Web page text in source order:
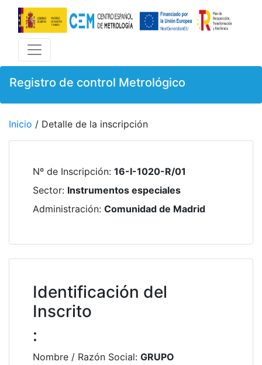
Registro de control Metrológico
Inicio / Detalle de la inscripción
Nº de Inscripción: 16-I-1020-R/01
Sector: Instrumentos especiales
Administración: Comunidad de Madrid
Identificación del
Inscrito
:
Nombre / Razón Social: GRUPO